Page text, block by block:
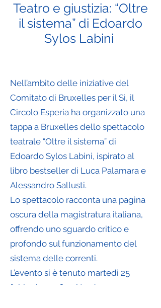
Teatro e giustizia: “Oltre
il sistema” di Edoardo
Sylos Labini
Nell’ambito delle iniziative del
Comitato di Bruxelles per il Sì, il
Circolo Esperia ha organizzato una
tappa a Bruxelles dello spettacolo
teatrale “Oltre il sistema” di
Edoardo Sylos Labini, ispirato al
libro bestseller di Luca Palamara e
Alessandro Sallusti.
Lo spettacolo racconta una pagina
oscura della magistratura italiana,
offrendo uno sguardo critico e
profondo sul funzionamento del
sistema delle correnti.
L’evento si è tenuto martedì 25
febbraio 2026 nel tardo